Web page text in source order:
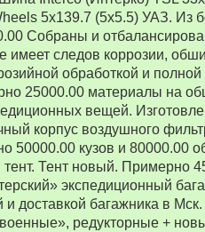
5x139.7 (5x5.5) УАЗ. Из
Собраны и
имеет следов коррозии,
обработкой и
25000.00 материалы на
вещей.
корпус воздушного
50000.00 кузов и 80000.00
тент. Тент новый. Примерно
экспедиционный
и доставкой багажника в Мск.
редукторные +